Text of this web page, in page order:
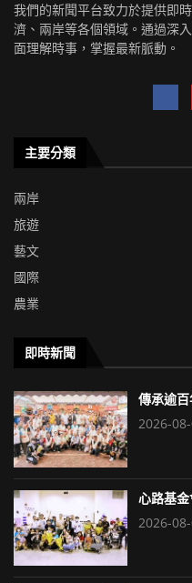
我們的新聞平台致力於提供即
濟、兩岸等各個領域。通過深
面理解時事，掌握最新脈動。
主要分類
兩岸
旅遊
藝文
國際
農業
即時新聞
傳承逾
2026-
心路基
2026-